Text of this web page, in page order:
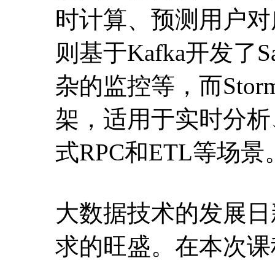
时计算、预测用户
则基于Kafka开发了
杂的监控等，而
架，适用于实时分
式RPC和ETL等场景
大数据技术的发展
求的旺盛。在本次